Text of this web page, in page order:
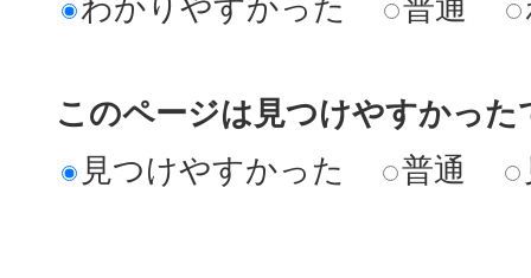
このページは見つけやすかった
見つけやすかった
普通